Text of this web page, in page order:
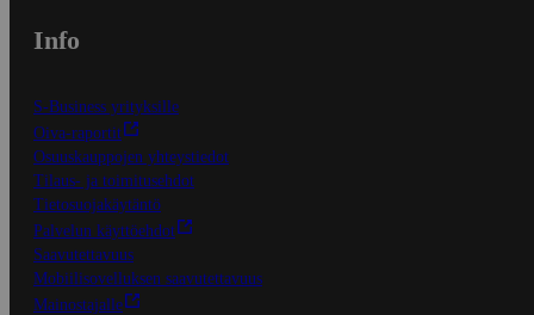
Info
S-Business yrityksille
Oiva-raportit
Osuuskauppojen yhteystiedot
Tilaus- ja toimitusehdot
Tietosuojakäytäntö
Palvelun käyttöehdot
Saavutettavuus
Mobiilisovelluksen saavutettavuus
Mainostajalle